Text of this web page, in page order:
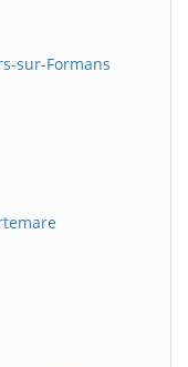
sur-Formans